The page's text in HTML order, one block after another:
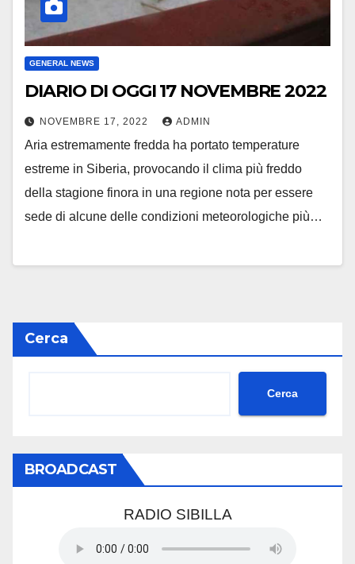
GENERAL NEWS
DIARIO DI OGGI 17 NOVEMBRE 2022
NOVEMBRE 17, 2022 ADMIN
Aria estremamente fredda ha portato temperature
estreme in Siberia, provocando il clima più freddo
della stagione finora in una regione nota per essere
sede di alcune delle condizioni meteorologiche più…
Cerca
Cerca
BROADCAST
RADIO SIBILLA